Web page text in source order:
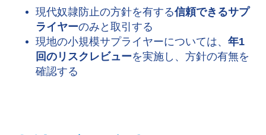
現代奴隷防止の方針を有する信頼できるサプ
ライヤーのみと取引する
現地の小規模サプライヤーについては、 年1
回のリスクレビューを実施し、方針の有無を
確認する